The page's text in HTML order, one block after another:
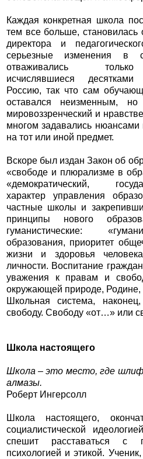
Каждая конкретная школа
тем все больше, становилась
директора и
серьезные изменения в
отваживались только
исчислявшиеся
Россию, так что сам
оставался неизменным,
мировоззренческий и
многом задавались нюансами
на тот или иной предмет.
Вскоре был издан Закон об
«свободе и плюрализме в
«демократический,
характер управления
частные школы и
принципы нового
гуманистические:
образования, приоритет
жизни и здоровья
личности. Воспитание
уважения к правам и
окружающей природе, Родине,
Школьная система,
свободу. Свободу «от…» или
Школа настоящего
Школа – это место, где
алмазы.
Роберт Ингерсолл
Школа настоящего,
социалистической
спешит расставаться с
психологией и этикой.